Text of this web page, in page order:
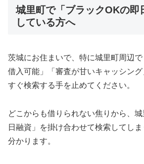
城里町で「ブラックOKの即
している方へ
茨城にお住まいで、特に城里町周辺
借入可能」「審査が甘いキャッシン
すぐ検索する手を止めてください。
どこからも借りられない焦りから、
日融資」を掛け合わせて検索してし
分かります。